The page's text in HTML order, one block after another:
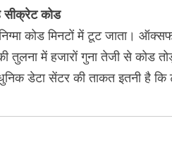
सीक्रेट कोड
कोड मिनटों में टूट जाता।
तुलना में हजारों गुना तेजी से कोड
डेटा सेंटर की ताकत इतनी है कि